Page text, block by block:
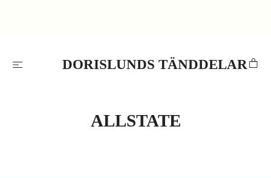
DORISLUNDS TÄNDDELAR
ALLSTATE